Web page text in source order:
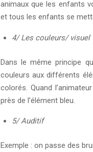
animaux que les enfants
et tous les enfants se
4/ Les couleurs/ visuel
Dans le même principe
couleurs aux différents
colorés. Quand
près de l’élément bleu.
5/ Auditif
Exemple : on passe des